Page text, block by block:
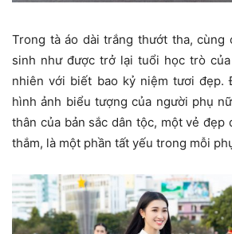
Trong tà áo dài trắng thướt tha, cùng
sinh như được trở lại tuổi học trò
nhiên với biết bao kỷ niệm tươi đẹp.
hình ảnh biểu tượng của người phụ
thân của bản sắc dân tộc, một vẻ đẹp
thắm, là một phần tất yếu trong mỗi